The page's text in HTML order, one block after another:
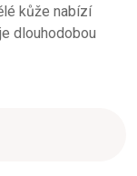
kůže nabízí
dlouhodobou